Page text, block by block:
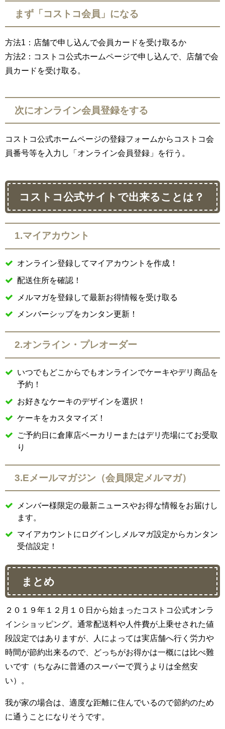
まず「コストコ会員」になる
方法1
：店舗で申し込んで会員カードを受け取るか
方法2 ：コストコ公式ホームページで申し込んで、店舗で会
員カードを受け取る。
次にオンライン会員登録をする
コストコ公式ホームページの登録フォームからコストコ会
員番号等を入力し「オンライン会員登録」を行う。
コストコ公式サイトで出来ることは？
1.マイアカウント
オンライン登録してマイアカウントを作成！
配送住所を確認！
メルマガを登録して最新お得情報を受け取る
メンバーシップをカンタン更新！
2.オンライン・プレオーダー
いつでもどこからでもオンラインでケーキやデリ商品を
予約！
お好きなケーキのデザインを選択！
ケーキをカスタマイズ！
ご予約日に倉庫店ベーカリーまたはデリ売場にてお受取
り
3.Eメールマガジン（会員限定メルマガ）
メンバー様限定の最新ニュースやお得な情報をお届けし
ます。
マイアカウントにログインしメルマガ設定からカンタン
受信設定！
まとめ
２０１９年１２月１０日から始まったコストコ公式オンラ
インショッピング。通常配送料や人件費が上乗せされた値
段設定ではありますが、人によっては実店舗へ行く労力や
時間が節約出来るので、どっちがお得かは一概には比べ難
いです（ちなみに普通のスーパーで買うよりは全然安
い）。
我が家の場合は、適度な距離に住んでいるので節約のため
に通うことになりそうです。